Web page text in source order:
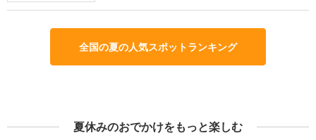
全国の夏の人気スポットランキング
夏休みのおでかけをもっと楽しむ